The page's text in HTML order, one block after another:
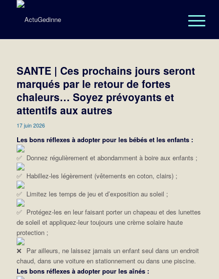
SANTE | Ces prochains jours seront
marqués par le retour de fortes
chaleurs… Soyez prévoyants et
attentifs aux autres
17 juin 2026
Les bons réflexes à adopter pour les bébés et les enfants :
Donnez régulièrement et abondamment à boire aux enfants ;
Habillez-les légèrement (vêtements en coton, clairs) ;
Limitez les temps de jeu et d’exposition au soleil ;
Protégez-les en leur faisant porter un chapeau et des lunettes
de soleil et appliquez-leur toujours une crème solaire haute
protection ;
Par ailleurs, ne laissez jamais un enfant seul dans un endroit
chaud, dans une voiture en stationnement ou dans une piscine.
Les bons réflexes à adopter pour les aînés :